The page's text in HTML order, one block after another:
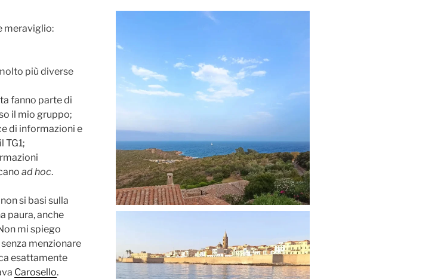
meraviglio:
più diverse
fanno parte di
il mio gruppo;
di informazioni e
TG1;
ad hoc.
non si basi sulla
paura, anche
mi spiego
menzionare
esattamente
Carosello.